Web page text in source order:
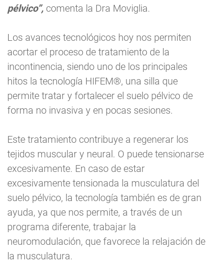
pélvico”, comenta la Dra Moviglia.
Los avances tecnológicos hoy nos permiten
acortar el proceso de tratamiento de la
incontinencia, siendo uno de los principales
hitos la tecnología HIFEM®, una silla que
permite tratar y fortalecer el suelo pélvico de
forma no invasiva y en pocas sesiones.
Este tratamiento contribuye a regenerar los
tejidos muscular y neural. O puede tensionarse
excesivamente. En caso de estar
excesivamente tensionada la musculatura del
suelo pélvico, la tecnología también es de gran
ayuda, ya que nos permite, a través de un
programa diferente, trabajar la
neuromodulación, que favorece la relajación de
la musculatura.